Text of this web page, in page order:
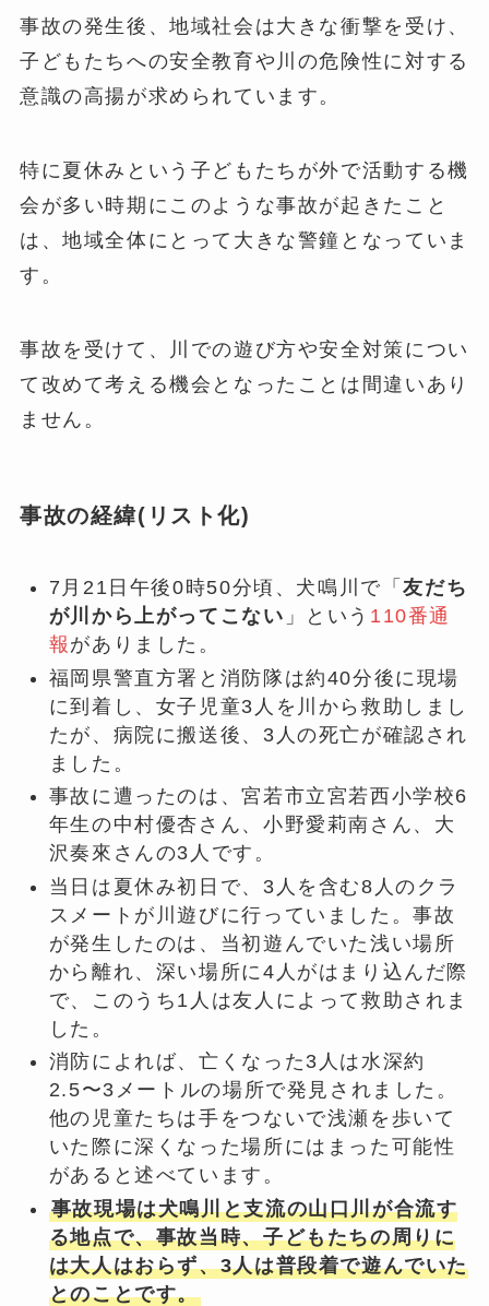
事故の発生後、地域社会は大きな衝撃を受け、
子どもたちへの安全教育や川の危険性に対する
意識の高揚が求められています。
特に夏休みという子どもたちが外で活動する機
会が多い時期にこのような事故が起きたこと
は、地域全体にとって大きな警鐘となっていま
す。
事故を受けて、川での遊び方や安全対策につい
て改めて考える機会となったことは間違いあり
ません。
事故の経緯(リスト化)
7月21日午後0時50分頃、犬鳴川で「友だち
が川から上がってこない 」という 110番通
報 がありました。
福岡県警直方署と消防隊は約40分後に現場
に到着し、女子児童3人を川から救助しまし
たが、病院に搬送後、3人の死亡が確認され
ました。
事故に遭ったのは、宮若市立宮若西小学校6
年生の中村優杏さん、小野愛莉南さん、大
沢奏來さんの3人です。
当日は夏休み初日で、3人を含む8人のクラ
スメートが川遊びに行っていました。事故
が発生したのは、当初遊んでいた浅い場所
から離れ、深い場所に4人がはまり込んだ際
で、このうち1人は友人によって救助されま
した。
消防によれば、亡くなった3人は水深約
2.5〜3メートルの場所で発見されました。
他の児童たちは手をつないで浅瀬を歩いて
いた際に深くなった場所にはまった可能性
があると述べています。
事故現場は犬鳴川と支流の山口川が合流す
る地点で、事故当時、子どもたちの周りに
は大人はおらず、3人は普段着で遊んでいた
とのことです。